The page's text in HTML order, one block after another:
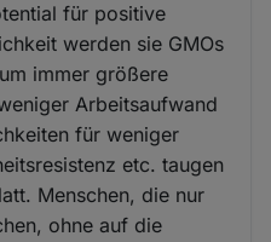
für positive
werden sie GMOs
immer größere
Arbeitsaufwand
für weniger
etc. taugen
Menschen, die nur
ohne auf die